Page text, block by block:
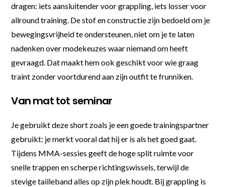
dragen: iets aansluitender voor grappling, iets losser voor
allround training. De stof en constructie zijn bedoeld om je
bewegingsvrijheid te ondersteunen, niet om je te laten
nadenken over modekeuzes waar niemand om heeft
gevraagd. Dat maakt hem ook geschikt voor wie graag
traint zonder voortdurend aan zijn outfit te frunniken.
Van mat tot seminar
Je gebruikt deze short zoals je een goede trainingspartner
gebruikt: je merkt vooral dat hij er is als het goed gaat.
Tijdens MMA-sessies geeft de hoge split ruimte voor
snelle trappen en scherpe richtingswissels, terwijl de
stevige tailleband alles op zijn plek houdt. Bij grappling is